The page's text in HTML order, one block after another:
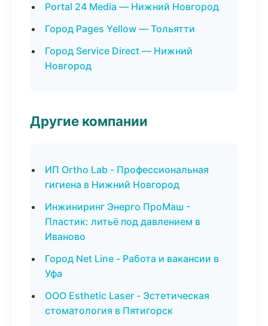
Portal 24 Media — Нижний Новгород
Город Pages Yellow — Тольятти
Город Service Direct — Нижний
Новгород
Другие компании
ИП Ortho Lab - Профессиональная
гигиена в Нижний Новгород
Инжиниринг Энерго ПроМаш -
Пластик: литьё под давлением в
Иваново
Город Net Line - Работа и вакансии в
Уфа
ООО Esthetic Laser - Эстетическая
стоматология в Пятигорск